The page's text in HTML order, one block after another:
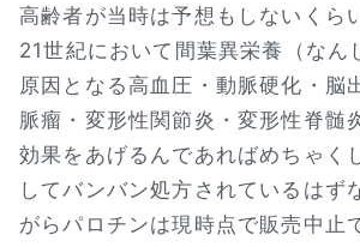
高齢者が当時は予想もしないくら
21世紀において間葉異栄養（なん
原因となる高血圧・動脈硬化・脳
脈瘤・変形性関節炎・変形性脊髄
効果をあげるんであればめちゃく
してバンバン処方されているはず
がらパロチンは現時点で販売中止